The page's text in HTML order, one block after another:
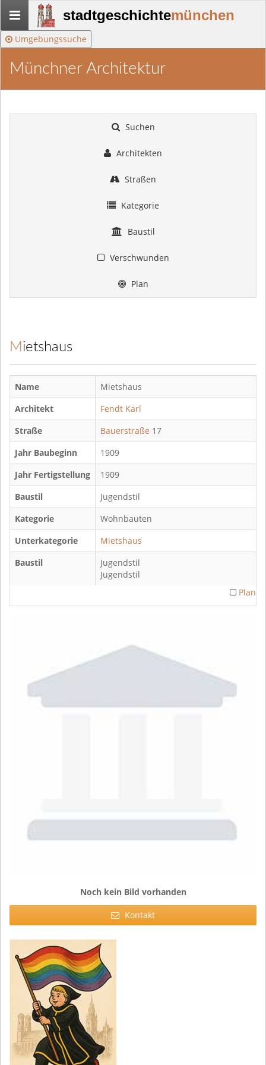
Stadtgeschichte-
München
stadtgeschichtemünchen
Umgebungssuche
Münchner Architektur
Suchen
Architekten
Straßen
Kategorie
Baustil
Verschwunden
Plan
Mietshaus
Name
Mietshaus
Architekt
Fendt Karl
Straße
Bauerstraße 17
Jahr Baubeginn
1909
Jahr Fertigstellung
1909
Baustil
Jugendstil
Kategorie
Wohnbauten
Unterkategorie
Mietshaus
Baustil
Jugendstil
Jugendstil
Plan
Noch kein Bild vorhanden
Kontakt